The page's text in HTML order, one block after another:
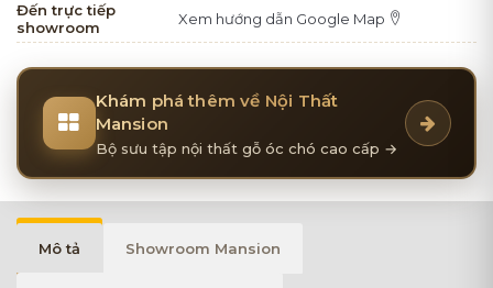
Đến trực tiếp
showroom
Xem hướng dẫn Google Map
Khám phá thêm về Nội Thất
Mansion
Bộ sưu tập nội thất gỗ óc chó cao cấp →
Mô tả Showroom Mansion